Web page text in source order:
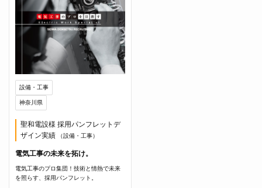
設備・工事
神奈川県
聖和電設様 採用パンフレットデ
ザイン実績
（設備・工事）
電気工事の未来を拓け。
電気工事のプロ集団！技術と情熱で未来
を照らす、採用パンフレット。